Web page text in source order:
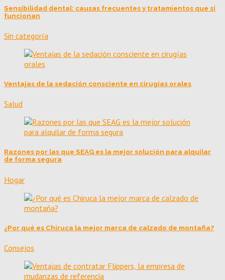
Sensibilidad dental: causas frecuentes y tratamientos que sí
funcionan
Sin categoría
Ventajas de la sedación consciente en cirugías orales
Salud
Razones por las que SEAG es la mejor solución para alquilar
de forma segura
Hogar
¿Por qué es Chiruca la mejor marca de calzado de montaña?
Consejos